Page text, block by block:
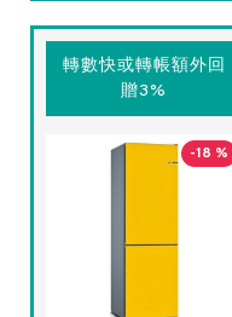
轉數快或轉帳額外回
贈3%
-18 %